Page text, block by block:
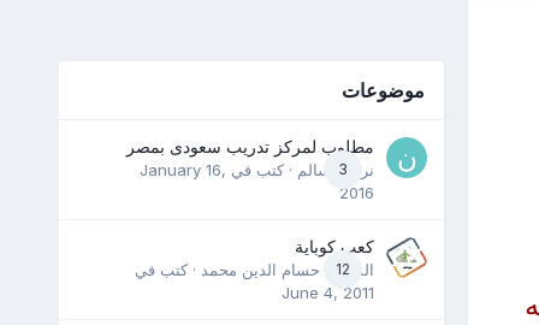
موضوعات
3
مطلوب لمركز تدريب سعودى بمصر
نرمين سالم · كتب في January 16,
2016
12
كعب كوباية
المدرب حسام الدين محمد · كتب في
June 4, 2011